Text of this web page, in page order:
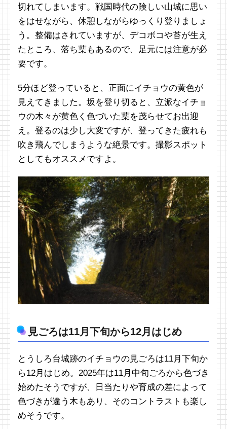
切れてしまいます。戦国時代の険しい山城に思い
をはせながら、休憩しながらゆっくり登りましょ
う。整備はされていますが、デコボコや苔が生え
たところ、落ち葉もあるので、足元には注意が必
要です。
5分ほど登っていると、正面にイチョウの黄色が
見えてきました。坂を登り切ると、立派なイチョ
ウの木々が黄色く色づいた葉を茂らせてお出迎
え。登るのは少し大変ですが、登ってきた疲れも
吹き飛んでしまうような絶景です。撮影スポット
としてもオススメですよ。
見ごろは11月下旬から12月はじめ
とうしろ台城跡のイチョウの見ごろは11月下旬か
ら12月はじめ。2025年は11月中旬ごろから色づき
始めたそうですが、日当たりや育成の差によって
色づきが違う木もあり、そのコントラストも楽し
めそうです。